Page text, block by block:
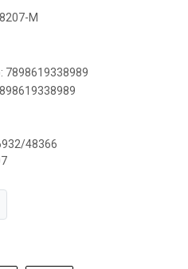
M
7898619338989
48366